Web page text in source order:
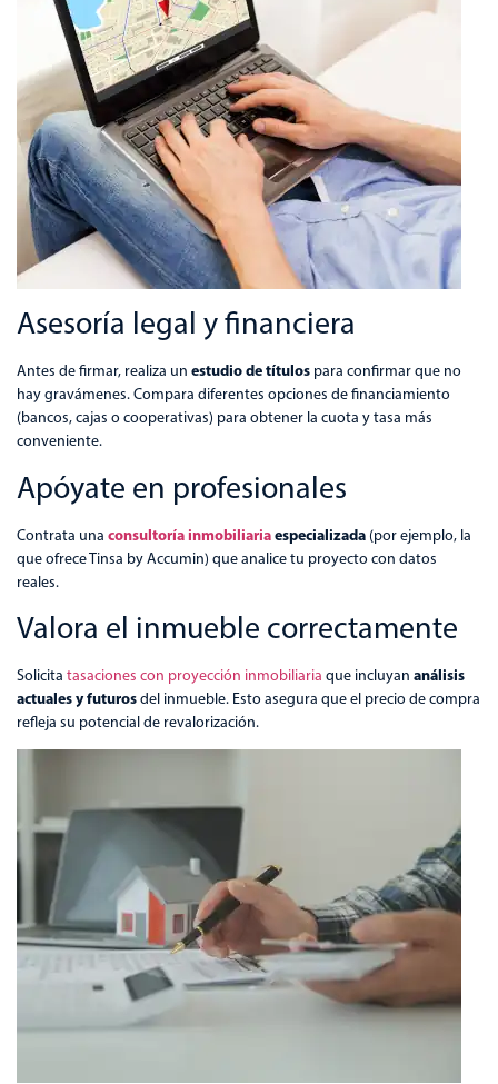
Asesoría legal y financiera
Antes de firmar, realiza un estudio de títulos para confirmar que no
hay gravámenes. Compara diferentes opciones de financiamiento
(bancos, cajas o cooperativas) para obtener la cuota y tasa más
conveniente.
Apóyate en profesionales
Contrata una consultoría inmobiliariaespecializada (por ejemplo, la
que ofrece Tinsa by Accumin) que analice tu proyecto con datos
reales.
Valora el inmueble correctamente
Solicita tasaciones con proyección inmobiliaria que incluyan análisis
actuales y futurosdel inmueble. Esto asegura que el precio de compra
refleja su potencial de revalorización.